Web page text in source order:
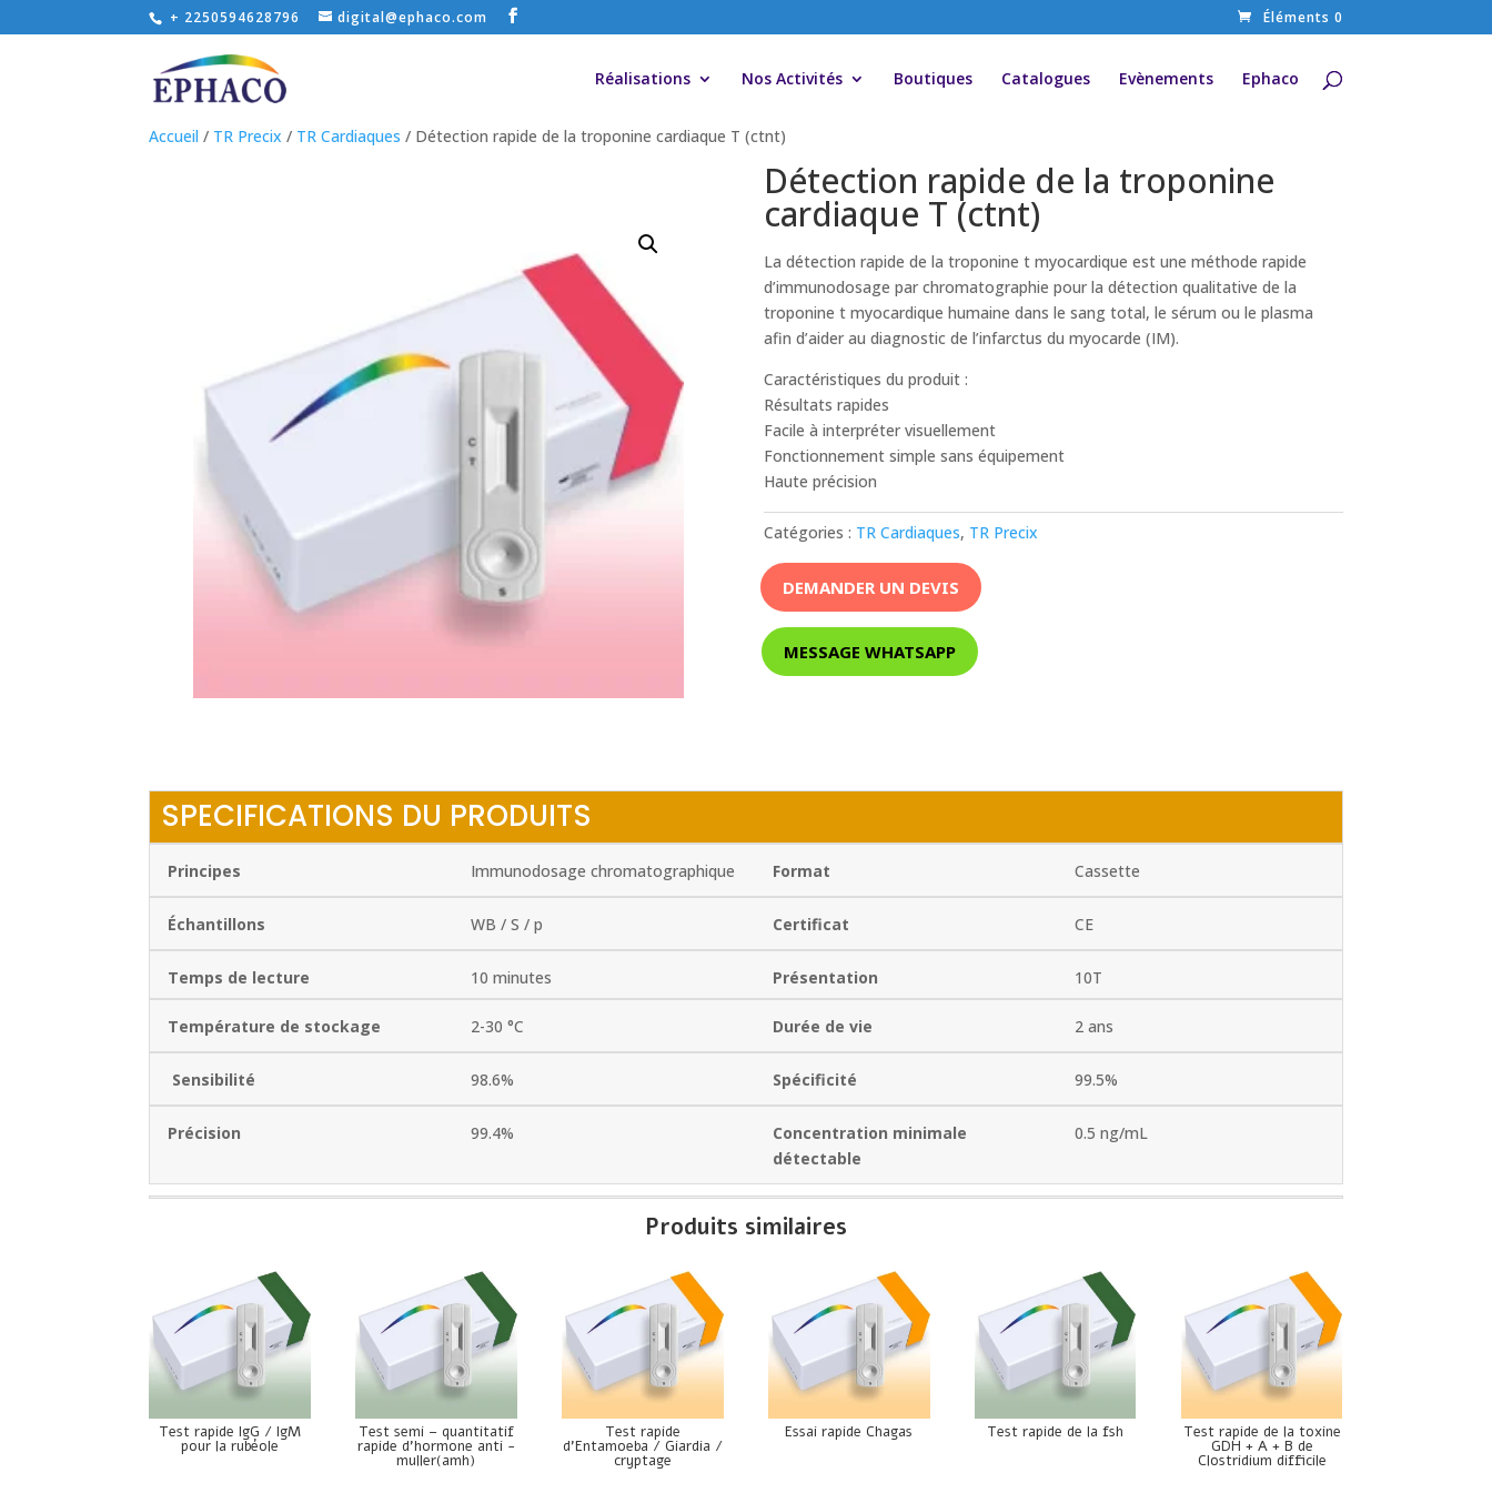
+ 2250594628796 digital@ephaco.com Éléments 0
Réalisations Nos Activités Boutiques Catalogues Evènements Ephaco
Accueil / TR Precix / TR Cardiaques / Détection rapide de la troponine cardiaque T (ctnt)
Détection rapide de la troponine
cardiaque T (ctnt)
La détection rapide de la troponine t myocardique est une méthode rapide
d’immunodosage par chromatographie pour la détection qualitative de la
troponine t myocardique humaine dans le sang total, le sérum ou le plasma
afin d’aider au diagnostic de l’infarctus du myocarde (IM).
Caractéristiques du produit :
Résultats rapides
Facile à interpréter visuellement
Fonctionnement simple sans équipement
Haute précision
Catégories : TR Cardiaques, TR Precix
DEMANDER UN DEVIS
MESSAGE WHATSAPP
SPECIFICATIONS DU PRODUITS
Principes Immunodosage chromatographique Format Cassette
Échantillons WB / S / p Certificat CE
Temps de lecture 10 minutes Présentation 10T
Température de stockage 2-30 °C Durée de vie 2 ans
Sensibilité 98.6% Spécificité 99.5%
Précision 99.4%
Concentration minimale
détectable
0.5 ng/mL
Produits similaires
Test rapide IgG / IgM
pour la rubéole
Test semi – quantitatif
rapide d’hormone anti -
muller(amh)
Test rapide
d’Entamoeba / Giardia /
cryptage
Essai rapide Chagas Test rapide de la fsh Test rapide de la toxine
GDH + A + B de
Clostridium difficile